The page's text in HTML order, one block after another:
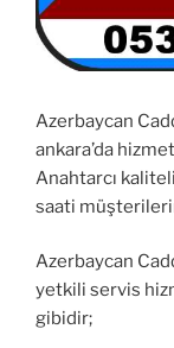
Azerbaycan
ankara’da
Anahtarcı
saati
Azerbaycan
yetkili servis
gibidir;